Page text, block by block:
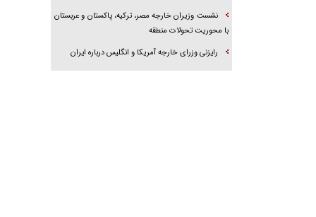
نشست وزیران خارجه مصر، ترکیه، پاکستان و عربستان
با محوریت تحولات منطقه
رایزنی وزرای خارجه آمریکا و انگلیس درباره ایران